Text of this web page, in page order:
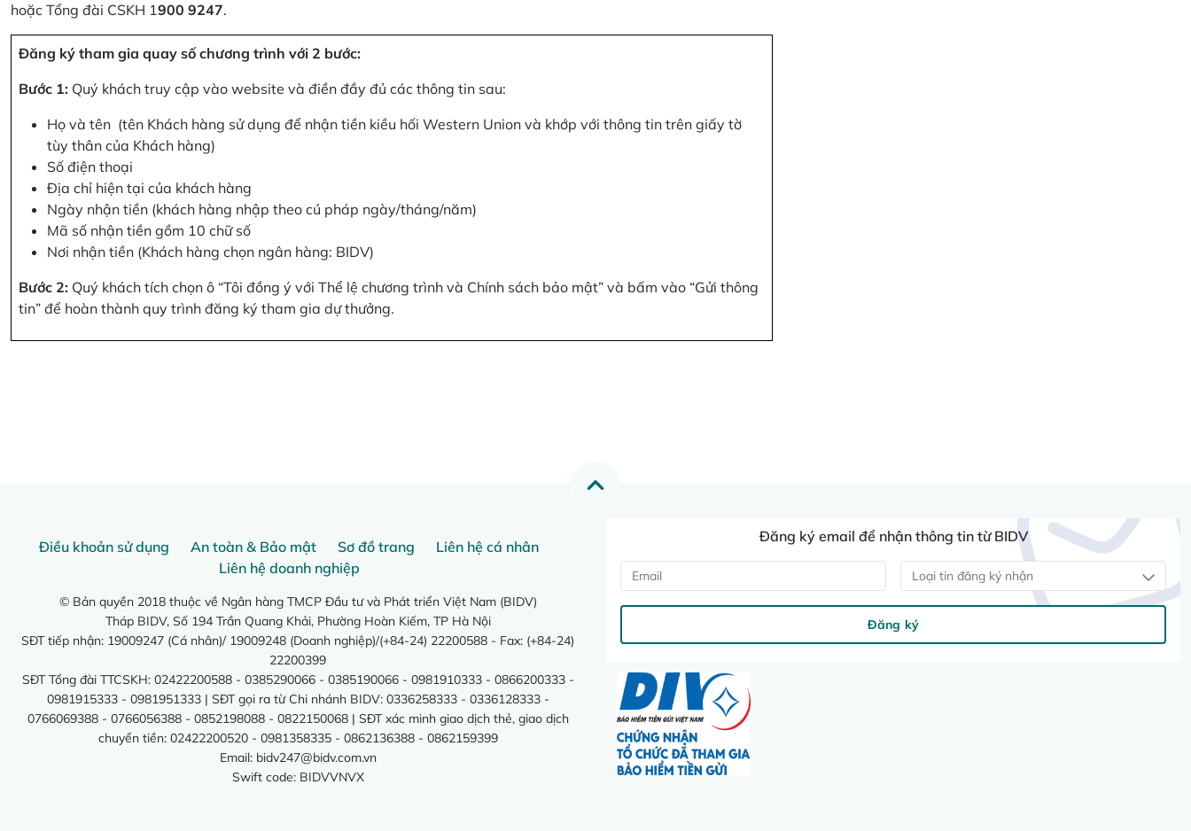
hoặc Tổng đài CSKH 1900 9247.
Đăng ký tham gia quay số chương trình với 2 bước:
Bước 1: Quý khách truy cập vào website và điền đầy đủ các thông tin sau:
Họ và tên (tên Khách hàng sử dụng để nhận tiền kiều hối Western Union và khớp với thông tin trên giấy tờ
tùy thân của Khách hàng)
Số điện thoại
Địa chỉ hiện tại của khách hàng
Ngày nhận tiền (khách hàng nhập theo cú pháp ngày/tháng/năm)
Mã số nhận tiền gồm 10 chữ số
Nơi nhận tiền (Khách hàng chọn ngân hàng: BIDV)
Bước 2: Quý khách tích chọn ô “Tôi đồng ý với Thể lệ chương trình và Chính sách bảo mật” và bấm vào “Gửi thông
tin” để hoàn thành quy trình đăng ký tham gia dự thưởng.
Điều khoản sử dụng An toàn & Bảo mật Sơ đồ trang
Liên hệ cá nhân
Liên hệ doanh nghiệp
© Bản quyền 2018 thuộc về Ngân hàng TMCP Đầu tư và Phát triển Việt Nam (BIDV)
Tháp BIDV, Số 194 Trần Quang Khải, Phường Hoàn Kiếm, TP Hà Nội
SĐT tiếp nhận: 19009247 (Cá nhân)/ 19009248 (Doanh nghiệp)/(+84-24) 22200588 - Fax: (+84-24)
22200399
SĐT Tổng đài TTCSKH: 02422200588 - 0385290066 - 0385190066 - 0981910333 - 0866200333 -
0981915333 - 0981951333 | SĐT gọi ra từ Chi nhánh BIDV: 0336258333 - 0336128333 -
0766069388 - 0766056388 - 0852198088 - 0822150068 | SĐT xác minh giao dịch thẻ, giao dịch
chuyển tiền: 02422200520 - 0981358335 - 0862136388 - 0862159399
Email: bidv247@bidv.com.vn
Swift code: BIDVVNVX
Đăng ký email để nhận thông tin từ BIDV
Loại tin đăng ký nhận
Đăng ký